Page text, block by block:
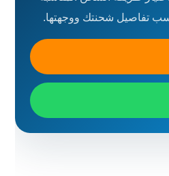
تفاصيل شحنتك ووجهتها.